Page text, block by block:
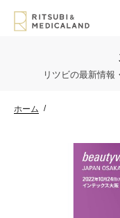
リツビの最新情報
ホーム